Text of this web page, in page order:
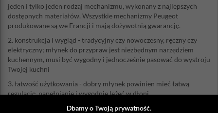
Dbamy o Twoją prywatność.
jeden i tylko jeden rodzaj mechanizmu, wykonany z najlepszych
dostępnych materiałów. Wszystkie mechanizmy Peugeot
produkowane są we Francji i mają dożywotnią gwarancję.
2. konstrukcja i wygląd - tradycyjny czy nowoczesny, ręczny czy
elektryczny; młynek do przypraw jest niezbędnym narzędziem
kuchennym, musi być wygodny i jednocześnie pasować do wystroju
Twojej kuchni
3. łatwość użytkowania - dobry młynek powinien mieć łatwą
regulację, napełnianie i wygodnie leżeć w dłoni
Historia marki Peugeot rozpoczęła się w XIX wieku. Jest